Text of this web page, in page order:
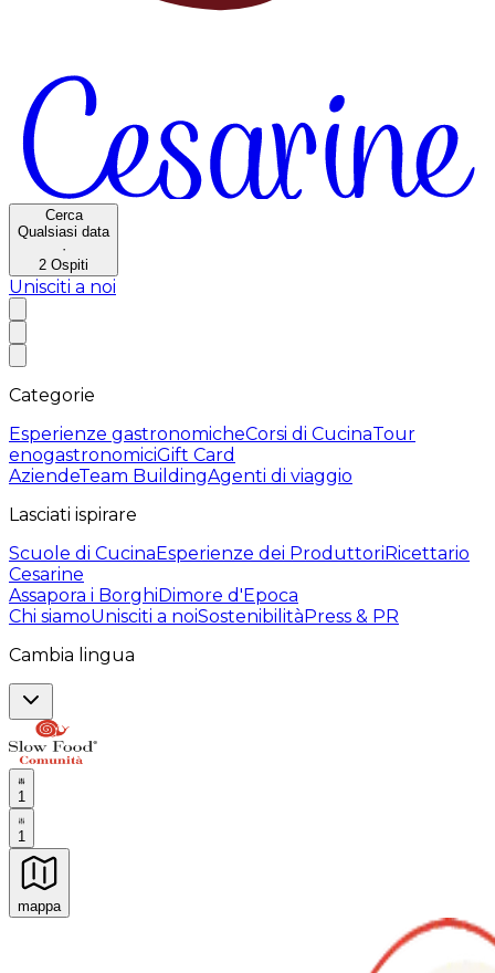
Cerca
Qualsiasi data
·
2 Ospiti
Unisciti a noi
Categorie
Esperienze gastronomicheCorsi di CucinaTour
enogastronomiciGift Card
AziendeTeam BuildingAgenti di viaggio
Lasciati ispirare
Scuole di CucinaEsperienze dei ProduttoriRicettario
Cesarine
Assapora i BorghiDimore d'Epoca
Chi siamoUnisciti a noiSostenibilitàPress & PR
Cambia lingua
1
1
mappa
Esperienze culinarie indimenticabili: Esperienze